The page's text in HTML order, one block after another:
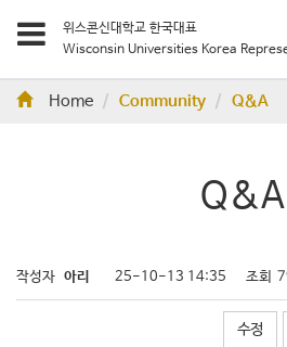
위스콘신대학교 한국대표
Wisconsin Universities Korea
Home Community Q&A
Q&A
작성자 아리 25-10-13 14:35 조회
수정